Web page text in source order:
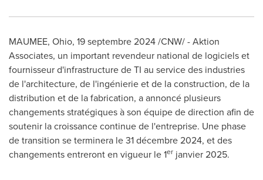
MAUMEE, Ohio, 19 septembre 2024/CNW/ - Aktion
Associates, un important revendeur national de logiciels et
fournisseur d'infrastructure de TI au service des industries
de l'architecture, de l'ingénierie et de la construction, de la
distribution et de la fabrication, a annoncé plusieurs
changements stratégiques à son équipe de direction afin de
soutenir la croissance continue de l'entreprise. Une phase
de transition se terminera le 31 décembre 2024, et des
changements entreront en vigueur le 1er janvier 2025.